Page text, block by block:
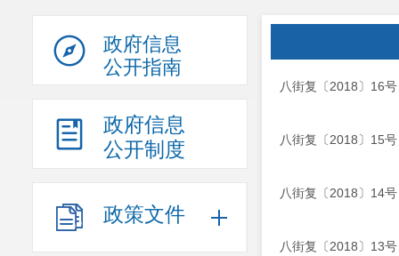
政府信息
公开指南
政府信息
公开制度
政策文件
八街复〔2018〕16
八街复〔2018〕15
八街复〔2018〕14
八街复〔2018〕13